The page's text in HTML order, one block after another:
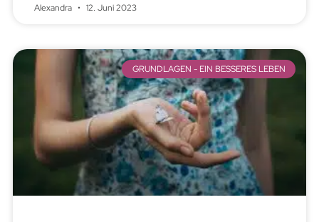
Alexandra 12. Juni 2023
GRUNDLAGEN - EIN BESSERES LEBEN